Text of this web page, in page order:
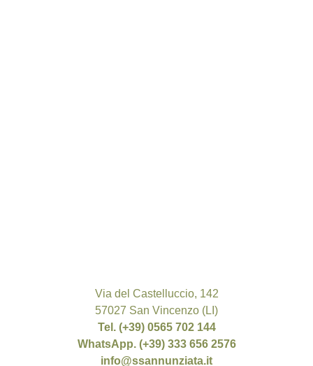
Via del Castelluccio, 142
57027 San Vincenzo (LI)
Tel. (+39) 0565 702 144
WhatsApp. (+39) 333 656 2576
info@ssannunziata.it